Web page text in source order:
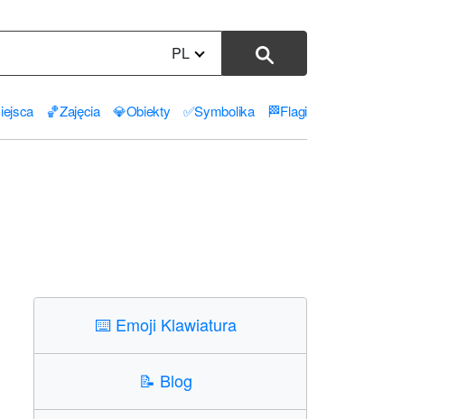
PL
🏀Zajęcia 💎Obiekty ✅Symbolika 🏁Flagi
⌨️ Emoji Klawiatura
📝 Blog